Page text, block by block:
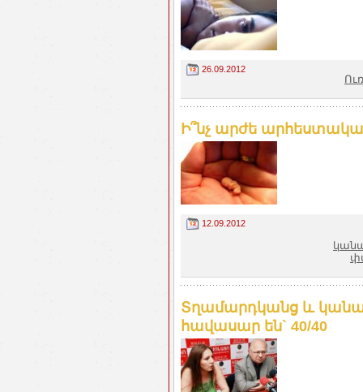
26.09.2012
Ի՞նչ արժե
12.09.2012
Տղամարդկանց և
հավասար են` 40/40